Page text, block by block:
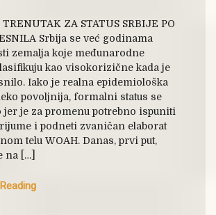
ZA STATUS SRBIJE PO
Srbija se već godinama
zemalja koje međunarodne
kao visokorizične kada je
Iako je realna epidemiološka
povoljnija, formalni status se
jer je za promenu potrebno ispuniti
i podneti zvaničan elaborat
telu WOAH. Danas, prvi put,
na […]